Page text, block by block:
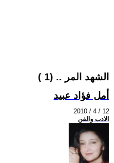
الشهد المر .. (1 )
أمل فؤاد عبيد
2010 / 4 / 12
الادب والفن